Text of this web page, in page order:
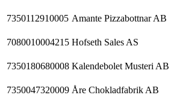
7350112910005 Amante Pizzabottnar AB
7080010004215 Hofseth Sales AS
7350180680008 Kalendebolet Musteri AB
7350047320009 Åre Chokladfabrik AB